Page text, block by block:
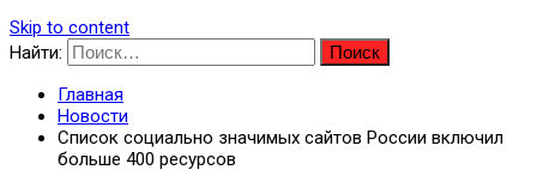
Skip to content
Найти:
Главная
Новости
Список социально значимых сайтов России включил
больше 400 ресурсов